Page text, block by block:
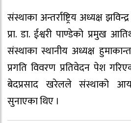
संस्थाका अन्तर्राष्ट्रिय अध्यक्ष
प्रा. डा. ईश्वरी पाण्डेको प्रमुख
संस्थाका स्थानीय अध्यक्ष
प्रगति विवरण प्रतिवेदन पेश
बेदप्रसाद खरेलले संस्थाको
सुनाएका थिए ।